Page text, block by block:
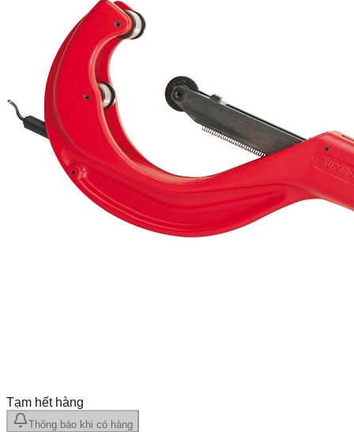
Tạm hết hàng
Thông báo khi có hàng